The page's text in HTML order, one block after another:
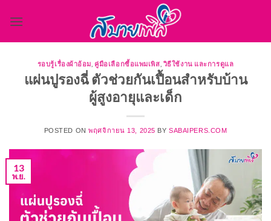
รอบรู้เรื่องผ้าอ้อม คู่มือเลือกซื้อแพมเพิส วิธีใช้งาน และการดูแล
แผ่นปูรองฉี่ ตัวช่วยกันเปื้อนสำหรับบ้าน
ผู้สูงอายุและเด็ก
POSTED ONพฤศจิกายน 13, 2025 BYSABAIPERS.COM
13
พ.ย.